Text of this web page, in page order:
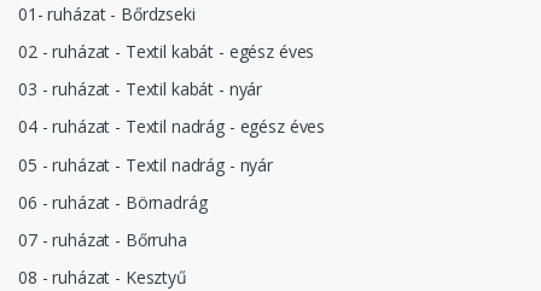
01- ruházat - Bőrdzseki
02 - ruházat - Textil kabát - egész éves
03 - ruházat - Textil kabát - nyár
04 - ruházat - Textil nadrág - egész éves
05 - ruházat - Textil nadrág - nyár
06 - ruházat - Börnadrág
07 - ruházat - Bőrruha
08 - ruházat - Kesztyű